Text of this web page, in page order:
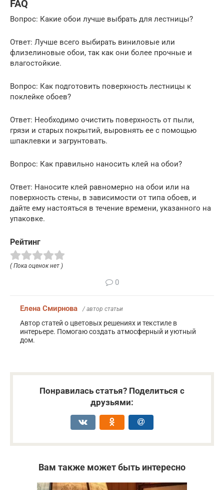
FAQ
Вопрос: Какие обои лучше выбрать для лестницы?
Ответ: Лучше всего выбирать виниловые или
флизелиновые обои, так как они более прочные и
влагостойкие.
Вопрос: Как подготовить поверхность лестницы к
поклейке обоев?
Ответ: Необходимо очистить поверхность от пыли,
грязи и старых покрытий, выровнять ее с помощью
шпаклевки и загрунтовать.
Вопрос: Как правильно наносить клей на обои?
Ответ: Наносите клей равномерно на обои или на
поверхность стены, в зависимости от типа обоев, и
дайте ему настояться в течение времени, указанного на
упаковке.
Рейтинг
( Пока оценок нет )
0
Елена Смирнова / автор статьи
Автор статей о цветовых решениях и текстиле в
интерьере. Помогаю создать атмосферный и уютный
дом.
Понравилась статья? Поделиться с
друзьями:
Вам также может быть интересно